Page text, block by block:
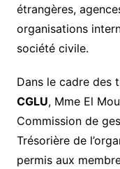
étrangères,
organisations
société civile.
Dans le cadre des
CGLU, Mme El
Commission de
Trésorière de
permis aux